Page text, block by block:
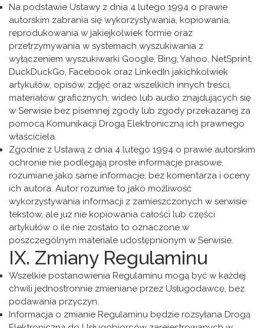
Na podstawie Ustawy z dnia 4 lutego 1994 o prawie
autorskim zabrania się wykorzystywania, kopiowania,
reprodukowania w jakiejkolwiek formie oraz
przetrzymywania w systemach wyszukiwania z
wyłączeniem wyszukiwarki Google, Bing, Yahoo, NetSprint,
DuckDuckGo, Facebook oraz LinkedIn jakichkolwiek
artykułów, opisów, zdjęć oraz wszelkich innych treści,
materiałów graficznych, wideo lub audio znajdujących się
w Serwisie bez pisemnej zgody lub zgody przekazanej za
pomocą Komunikacji Drogą Elektroniczną ich prawnego
właściciela.
Zgodnie z Ustawą z dnia 4 lutego 1994 o prawie autorskim
ochronie nie podlegają proste informacje prasowe,
rozumiane jako same informacje, bez komentarza i oceny
ich autora. Autor rozumie to jako możliwość
wykorzystywania informacji z zamieszczonych w serwisie
tekstów, ale już nie kopiowania całości lub części
artykułów o ile nie zostało to oznaczone w
poszczególnym materiale udostępnionym w Serwisie.
IX. Zmiany Regulaminu
Wszelkie postanowienia Regulaminu mogą być w każdej
chwili jednostronnie zmieniane przez Usługodawcę, bez
podawania przyczyn.
Informacja o zmianie Regulaminu będzie rozsyłana Drogą